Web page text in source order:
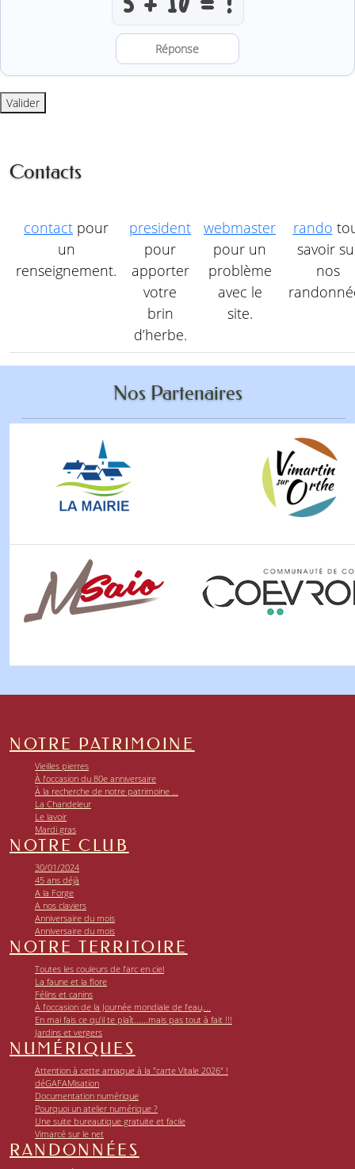
Résoudre l’addition anti-robot
Valider
Contacts
contact pour
un
renseignement.
president
pour
apporter
votre
brin
d’herbe.
webmaster
pour un
problème
avec le
site.
rando
savoir
nos
Nos Partenaires
NOTRE PATRIMOINE
Vieilles pierres
À l’occasion du 80e anniversaire
À la recherche de notre patrimoine …
La Chandeleur
Le lavoir
Mardi gras
NOTRE CLUB
30/01/2024
45 ans déjà
A la Forge
A nos claviers
Anniversaire du mois
Anniversaire du mois
NOTRE TERRITOIRE
Toutes les couleurs de l’arc en ciel
La faune et la flore
Félins et canins
À l’occasion de la Journée mondiale de l’eau,...
En mai fais ce qu’il te plaît......mais pas tout à fait !!!
Jardins et vergers
NUMÉRIQUES
Attention à cette arnaque à la "carte Vitale 2026" !
déGAFAMisation
Documentation numérique
Pourquoi un atelier numérique ?
Une suite bureautique gratuite et facile
Vimarcé sur le net
RANDONNÉES